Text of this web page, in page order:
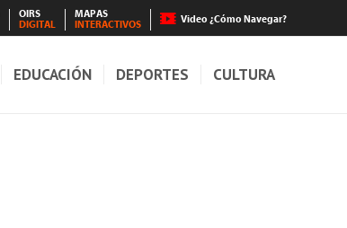
OIRS
DIGITAL
MAPAS
INTERACTIVOS
Video ¿Cómo Navegar?
EDUCACIÓN DEPORTES CULTURA